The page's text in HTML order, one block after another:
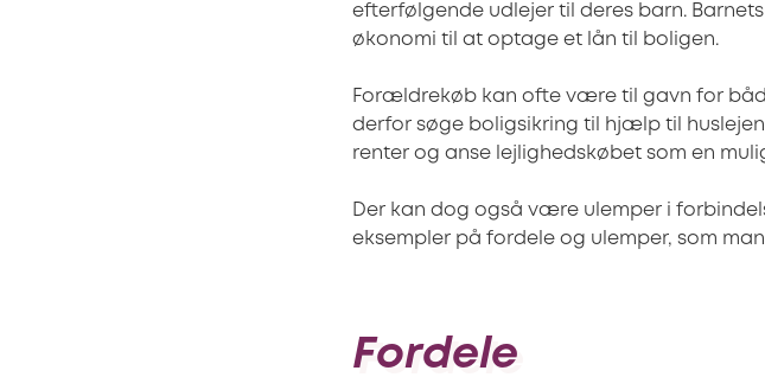
efterfølgende udlejer til deres barn.
økonomi til at optage et lån til boligen.
Forældrekøb kan ofte være til gavn for
derfor søge boligsikring til hjælp til
renter og anse lejlighedskøbet som en
Der kan dog også være ulemper i
eksempler på fordele og ulemper, som
Fordele